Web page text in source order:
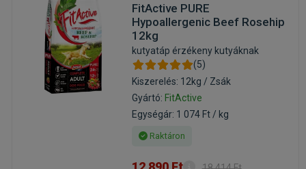
FitActive PURE
Hypoallergenic Beef Rosehip
12kg
kutyatáp érzékeny kutyáknak
(5)
Kiszerelés: 12kg / Zsák
Gyártó: FitActive
Egységár: 1 074 Ft / kg
Raktáron